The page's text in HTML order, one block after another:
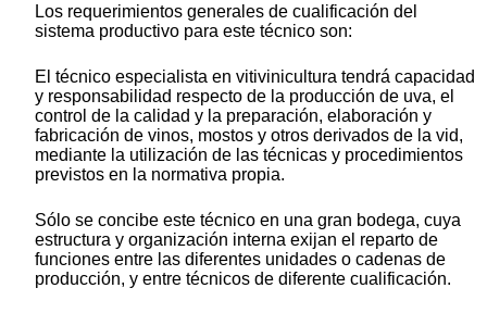
Los requerimientos generales de cualificación del
sistema productivo para este técnico son:
El técnico especialista en vitivinicultura tendrá capacidad
y responsabilidad respecto de la producción de uva, el
control de la calidad y la preparación, elaboración y
fabricación de vinos, mostos y otros derivados de la vid,
mediante la utilización de las técnicas y procedimientos
previstos en la normativa propia.
Sólo se concibe este técnico en una gran bodega, cuya
estructura y organización interna exijan el reparto de
funciones entre las diferentes unidades o cadenas de
producción, y entre técnicos de diferente cualificación.